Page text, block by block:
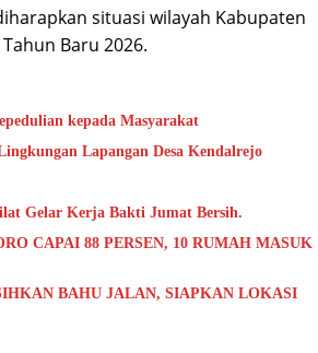
situasi wilayah Kabupaten
Baru 2026.
kepada Masyarakat
Lapangan Desa Kendalrejo
Gelar Kerja Bakti Jumat Bersih.
CAPAI 88 PERSEN, 10 RUMAH MASUK
BAHU JALAN, SIAPKAN LOKASI